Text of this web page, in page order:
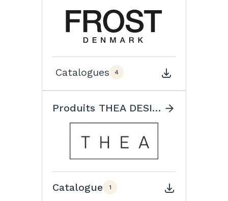
Catalogues 4
Produits THEA DESIGN
Catalogue 1